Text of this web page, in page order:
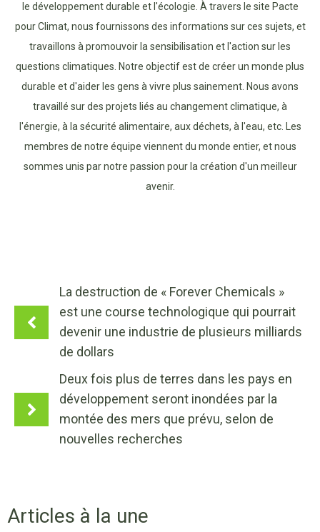
le développement durable et l'écologie. À travers le site Pacte
pour Climat, nous fournissons des informations sur ces sujets, et
travaillons à promouvoir la sensibilisation et l'action sur les
questions climatiques. Notre objectif est de créer un monde plus
durable et d'aider les gens à vivre plus sainement. Nous avons
travaillé sur des projets liés au changement climatique, à
l'énergie, à la sécurité alimentaire, aux déchets, à l'eau, etc. Les
membres de notre équipe viennent du monde entier, et nous
sommes unis par notre passion pour la création d'un meilleur
avenir.
La destruction de « Forever Chemicals »
est une course technologique qui pourrait
devenir une industrie de plusieurs milliards
de dollars
Deux fois plus de terres dans les pays en
développement seront inondées par la
montée des mers que prévu, selon de
nouvelles recherches
Articles à la une